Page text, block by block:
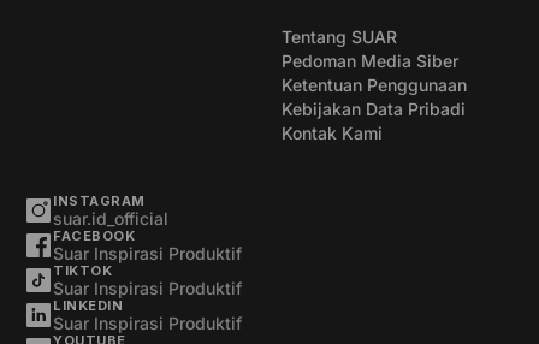
Tentang SUAR
Pedoman Media Siber
Ketentuan Penggunaan
Kebijakan Data Pribadi
Kontak Kami
INSTAGRAM
suar.id_official
FACEBOOK
Suar Inspirasi Produktif
TIKTOK
Suar Inspirasi Produktif
LINKEDIN
Suar Inspirasi Produktif
YOUTUBE